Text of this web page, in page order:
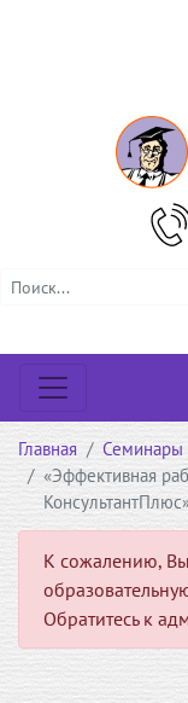
Главная
Семинары
«Эффективная
К сожалению,
Обратитесь к